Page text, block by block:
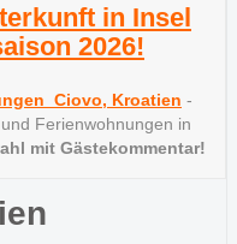
in Insel
2026!
Ciovo, Kroatien -
Ferienwohnungen in
mit Gästekommentar!